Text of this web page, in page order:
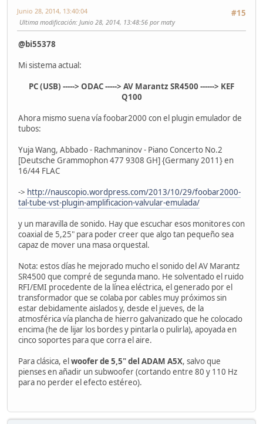
#15
Junio 28, 2014, 13:40:04
Ultima modificación: Junio 28, 2014, 13:48:56 por maty
@bi55378
Mi sistema actual:
PC (USB) -----> ODAC -----> AV Marantz SR4500 ------> KEF
Q100
Ahora mismo suena vía foobar2000 con el plugin emulador de
tubos:
Yuja Wang, Abbado - Rachmaninov - Piano Concerto No.2
[Deutsche Grammophon 477 9308 GH] {Germany 2011} en
16/44 FLAC
-> http://nauscopio.wordpress.com/2013/10/29/foobar2000-
tal-tube-vst-plugin-amplificacion-valvular-emulada/
y un maravilla de sonido. Hay que escuchar esos monitores con
coaxial de 5,25" para poder creer que algo tan pequeño sea
capaz de mover una masa orquestal.
Nota: estos días he mejorado mucho el sonido del AV Marantz
SR4500 que compré de segunda mano. He solventado el ruido
RFI/EMI procedente de la línea eléctrica, el generado por el
transformador que se colaba por cables muy próximos sin
estar debidamente aislados y, desde el jueves, de la
atmosférica vía plancha de hierro galvanizado que he colocado
encima (he de lijar los bordes y pintarla o pulirla), apoyada en
cinco soportes para que corra el aire.
Para clásica, elwoofer de5,5"del ADAM A5X, salvo que
pienses en añadir un subwoofer (cortando entre 80 y 110 Hz
para no perder el efecto estéreo).